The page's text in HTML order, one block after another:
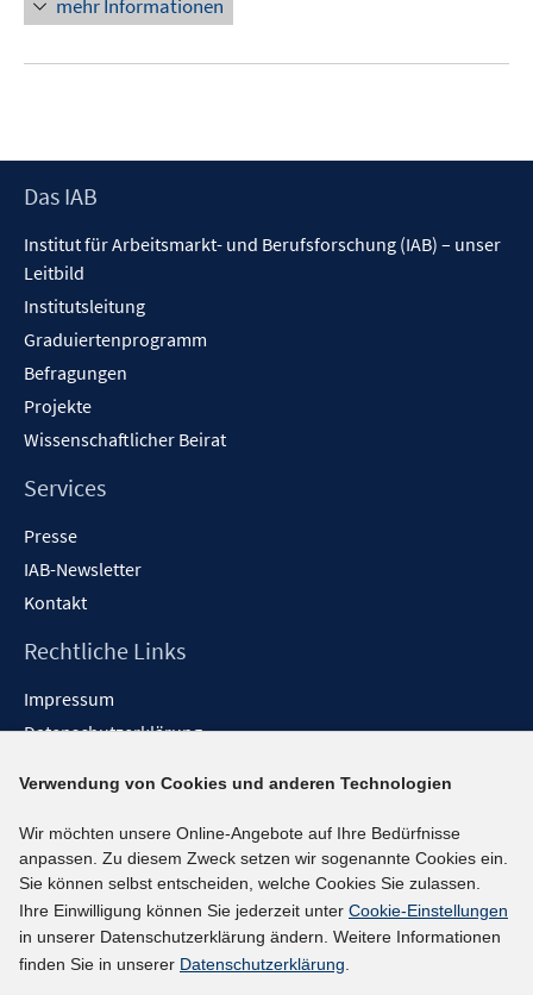
mehr Informationen
Footer
Das IAB
Institut für Arbeitsmarkt- und Berufsforschung (IAB) – unser
Leitbild
Institutsleitung
Graduiertenprogramm
Befragungen
Projekte
Wissenschaftlicher Beirat
Services
Presse
IAB-Newsletter
Kontakt
Rechtliche Links
Impressum
Datenschutzerklärung
Barrieren melden
Social-Media-Kanäle
BlueSky
YouTube
LinkedIn
Verwendung von Cookies und anderen Technologien
Wir möchten unsere Online-Angebote auf Ihre Bedürfnisse
anpassen. Zu diesem Zweck setzen wir sogenannte Cookies ein.
Sie können selbst entscheiden, welche Cookies Sie zulassen.
Ihre Einwilligung können Sie jederzeit unter Cookie-Einstellungen
in unserer Datenschutzerklärung ändern. Weitere Informationen
finden Sie in unserer Datenschutzerklärung.